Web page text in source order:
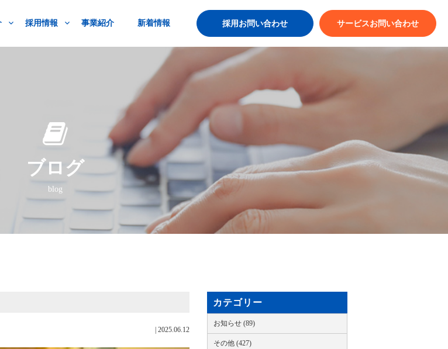
採用情報 事業紹介 新着情報 採用お問い合わせ サービスお問い合わせ
ブログ
blog
2025.06.12
カテゴリー
お知らせ (89)
その他 (427)